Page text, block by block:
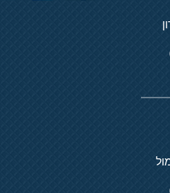
מול